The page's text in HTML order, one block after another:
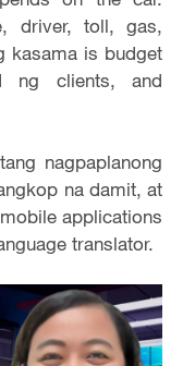
driver, toll, gas,
kasama is budget
ng clients, and
nagpaplanong
na damit, at
applications
translator.